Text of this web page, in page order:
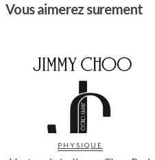
Vous aimerez surement
PHYSIQUE